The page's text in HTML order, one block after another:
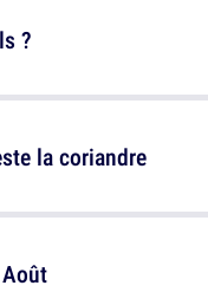
?
la coriandre